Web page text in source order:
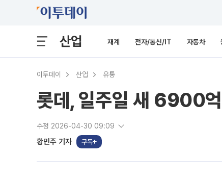
산업 재계 전자/통신/IT 자동차
이투데이 산업 유통
롯데, 일주일 새 6900
수정 2026-04-30 09:09
황민주 기자 구독